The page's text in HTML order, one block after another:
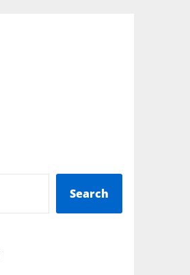
Search